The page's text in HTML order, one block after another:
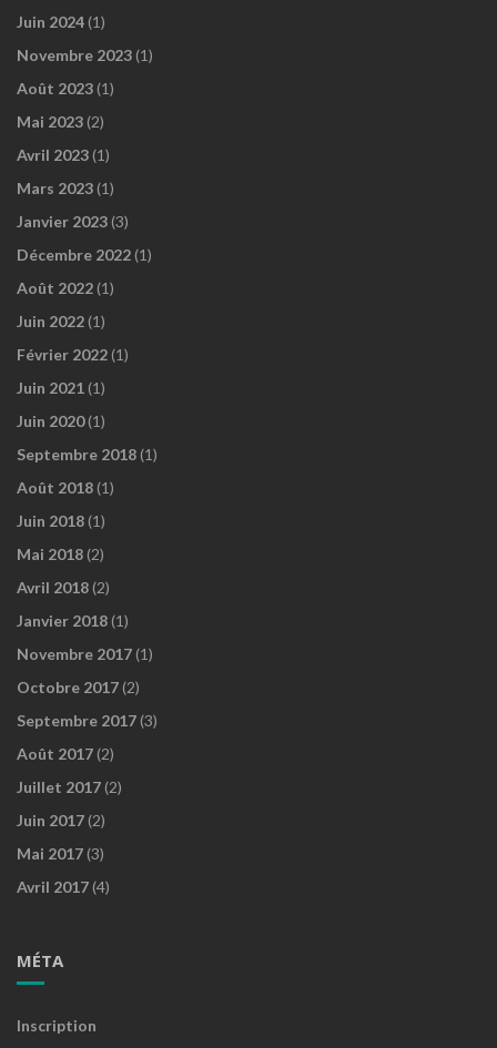
Juin 2024 (1)
Novembre 2023 (1)
Août 2023 (1)
Mai 2023 (2)
Avril 2023 (1)
Mars 2023 (1)
Janvier 2023 (3)
Décembre 2022 (1)
Août 2022 (1)
Juin 2022 (1)
Février 2022 (1)
Juin 2021 (1)
Juin 2020(1)
Septembre 2018 (1)
Août 2018 (1)
Juin 2018 (1)
Mai 2018 (2)
Avril 2018 (2)
Janvier 2018 (1)
Novembre 2017 (1)
Octobre 2017 (2)
Septembre 2017 (3)
Août 2017 (2)
Juillet 2017 (2)
Juin 2017 (2)
Mai 2017 (3)
Avril 2017 (4)
MÉTA
Inscription